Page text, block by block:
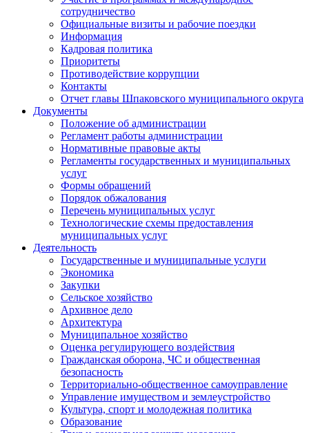
сотрудничество
Официальные визиты и рабочие поездки
Информация
Кадровая политика
Приоритеты
Противодействие коррупции
Контакты
Отчет главы Шпаковского муниципального округа
Документы
Положение об администрации
Регламент работы администрации
Нормативные правовые акты
Регламенты государственных и муниципальных
услуг
Формы обращений
Порядок обжалования
Перечень муниципальных услуг
Технологические схемы предоставления
муниципальных услуг
Деятельность
Государственные и муниципальные услуги
Экономика
Закупки
Сельское хозяйство
Архивное дело
Архитектура
Муниципальное хозяйство
Оценка регулирующего воздействия
Гражданская оборона, ЧС и общественная
безопасность
Территориально-общественное самоуправление
Управление имуществом и землеустройство
Культура, спорт и молодежная политика
Образование